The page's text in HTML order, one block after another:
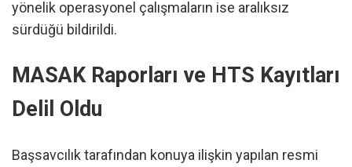
yönelik operasyonel çalışmaların ise aralıksız
sürdüğü bildirildi.
MASAK Raporları ve HTS Kayıtları
Delil Oldu
Başsavcılık tarafından konuya ilişkin yapılan resmi